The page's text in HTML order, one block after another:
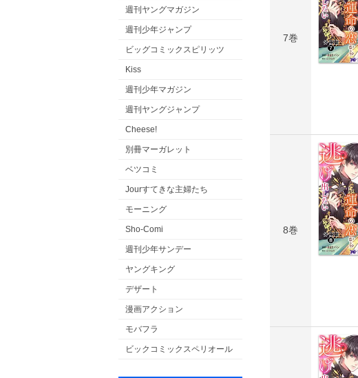
週刊ヤングマガジン
週刊少年ジャンプ
ビッグコミックスピリッツ
Kiss
週刊少年マガジン
週刊ヤングジャンプ
Cheese!
別冊マーガレット
ベツコミ
Jourすてきな主婦たち
モーニング
Sho-Comi
週刊少年サンデー
ヤングキング
デザート
漫画アクション
モバフラ
ビックコミックスペリオール
7巻
8巻